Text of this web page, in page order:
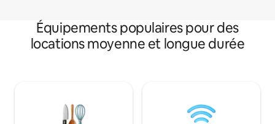
Équipements populaires pour des
locations moyenne et longue durée